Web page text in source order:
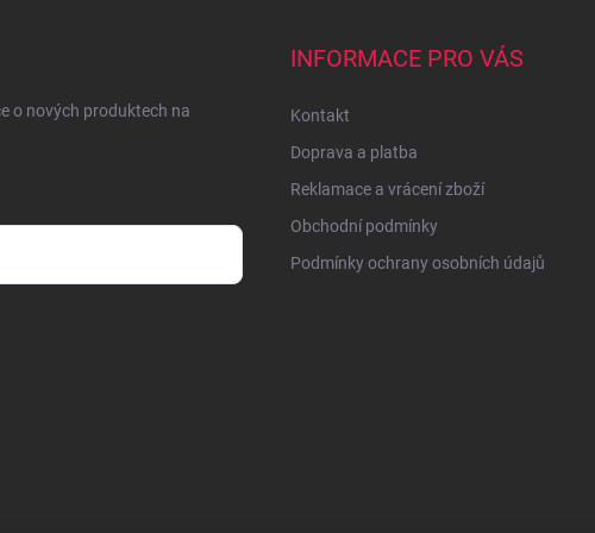
o nových produktech na
INFORMACE PRO VÁS
Kontakt
Doprava a platba
Reklamace a vrácení zboží
Obchodní podmínky
Podmínky ochrany osobních údajů